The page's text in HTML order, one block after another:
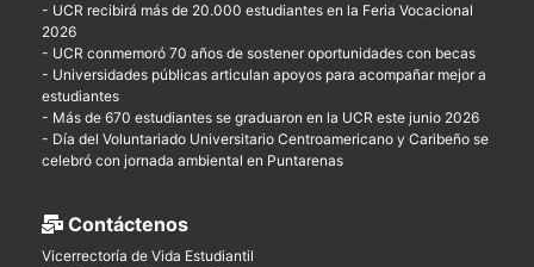
- UCR recibirá más de 20.000 estudiantes en la Feria Vocacional
2026
- UCR conmemoró 70 años de sostener oportunidades con becas
- Universidades públicas articulan apoyos para acompañar mejor a
estudiantes
- Más de 670 estudiantes se graduaron en la UCR este junio 2026
- Día del Voluntariado Universitario Centroamericano y Caribeño se
celebró con jornada ambiental en Puntarenas
Contáctenos
Vicerrectoría de Vida Estudiantil